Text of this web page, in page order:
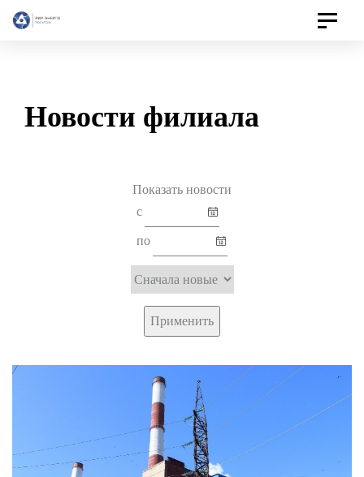
Toggle
Новости филиала
Показать новости
с
по
Применить